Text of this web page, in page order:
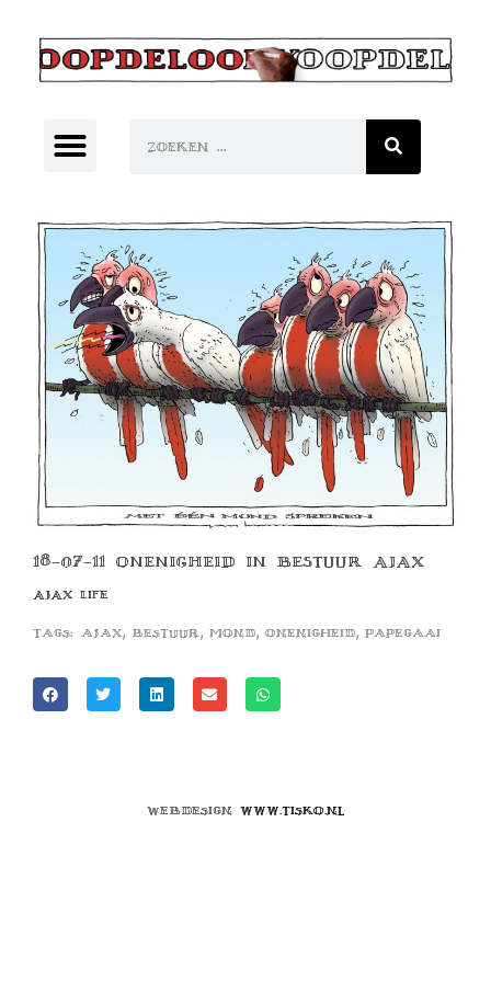
18-07-11 ONENIGHEID IN BESTUUR AJAX
AJAX LIFE
Tags: ajax, bestuur, mond, onenigheid, papegaai
Webdesign www.tisko.nl